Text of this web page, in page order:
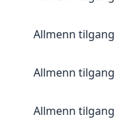
Allmenn tilgang
Allmenn tilgang
Allmenn tilgang